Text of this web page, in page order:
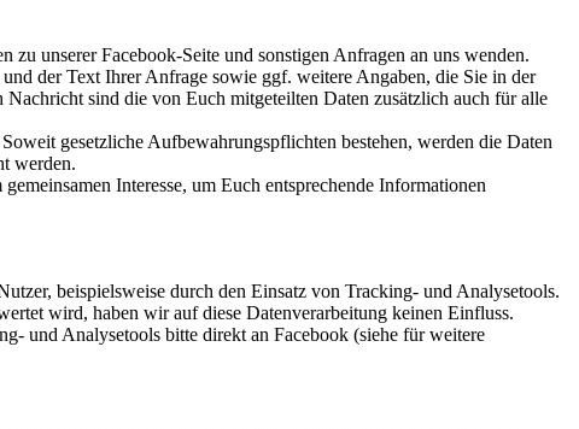
unserer Facebook-Seite und sonstigen Anfragen an uns wenden.
der Text Ihrer Anfrage sowie ggf. weitere Angaben, die Sie in der
sind die von Euch mitgeteilten Daten zusätzlich auch für alle
gesetzliche Aufbewahrungspflichten bestehen, werden die Daten
werden.
Interesse, um Euch entsprechende Informationen
beispielsweise durch den Einsatz von Tracking- und Analysetools.
wird, haben wir auf diese Datenverarbeitung keinen Einfluss.
und Analysetools bitte direkt an Facebook (siehe für weitere